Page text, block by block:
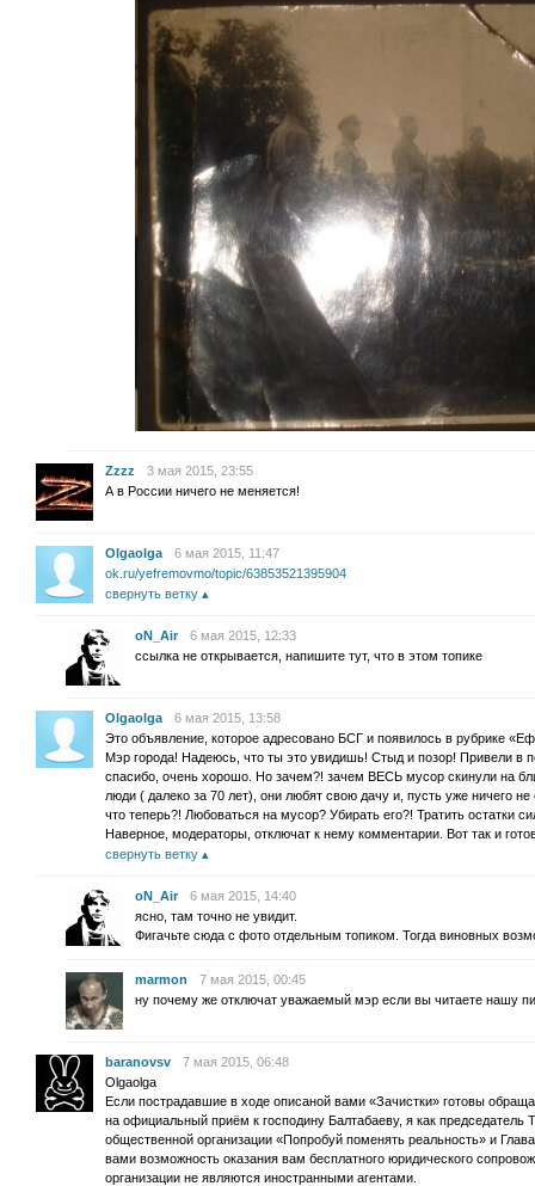
Zzzz
3 мая 2015, 23:55
А в России ничего не меняется!
Olgaolga
6 мая 2015, 11:47
ok.ru/yefremovmo/topic/63853521395904
свернуть ветку
oN_Air
6 мая 2015, 12:33
ссылка не открывается, напишите тут, что в этом топике
Olgaolga
6 мая 2015, 13:58
Это объявление, которое адресовано БСГ и появилось в рубрике
Мэр города! Надеюсь, что ты это увидишь! Стыд и позор! Привели в
спасибо, очень хорошо. Но зачем?! зачем ВЕСЬ мусор скинули на
люди ( далеко за 70 лет), они любят свою дачу и, пусть уже ничего
что теперь?! Любоваться на мусор? Убирать его?! Тратить остатки
Наверное, модераторы, отключат к нему комментарии. Вот так и
свернуть ветку
oN_Air
6 мая 2015, 14:40
ясно, там точно не увидит.
Фигачьте сюда с фото отдельным топиком. Тогда виновных
marmon
7 мая 2015, 00:45
ну почему же отключат уважаемый мэр если вы читаете нашу
baranovsv
7 мая 2015, 06:48
Olgaolga
Если пострадавшие в ходе описаной вами «Зачистки» готовы
на официальный приём к господину Балтабаеву, я как председатель
общественной организации «Попробуй поменять реальность» и
вами возможность оказания вам бесплатного юридического
организации не являются иностранными агентами.